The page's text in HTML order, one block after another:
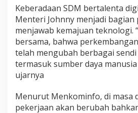
l
n
t
a
D
i
t
a
Keberadaan SDM bertalenta
Menteri Johnny menjadi bagian
menjawab kemajuan teknologi.
bersama, bahwa
telah mengubah berbagai
termasuk sumber daya
ujarnya
Menurut Menkominfo, di masa
pekerjaan akan berubah